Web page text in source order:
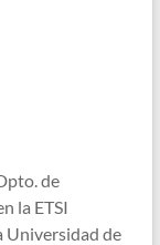
de
la ETSI
Universidad de